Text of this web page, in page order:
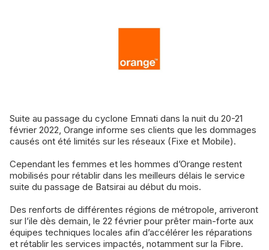
Suite au passage du cyclone Emnati dans la nuit du 20-21
février 2022, Orange informe ses clients que les dommages
causés ont été limités sur les réseaux (Fixe et Mobile).
Cependant les femmes et les hommes d’Orange restent
mobilisés pour rétablir dans les meilleurs délais le service
suite du passage de Batsirai au début du mois.
Des renforts de différentes régions de métropole, arriveront
sur l’ile dès demain, le 22 février pour prêter main-forte aux
équipes techniques locales afin d’accélérer les réparations
et rétablir les services impactés, notamment sur la Fibre.